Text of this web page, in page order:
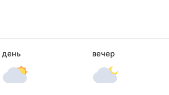
день вечер